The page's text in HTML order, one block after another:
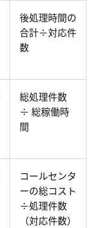
後処理時間の
合計÷対応件
数
総処理件数
÷ 総稼働時
間
コールセンタ
ーの総コスト
÷処理件数
（対応件数）